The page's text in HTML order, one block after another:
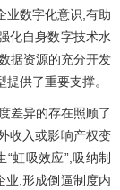
业数字化意识,有助
化自身数字技术水
据资源的充分开发
供了重要支撑。
差异的存在照顾了
收入或影响产权变
虹吸效应”,吸纳制
业,形成倒逼制度内